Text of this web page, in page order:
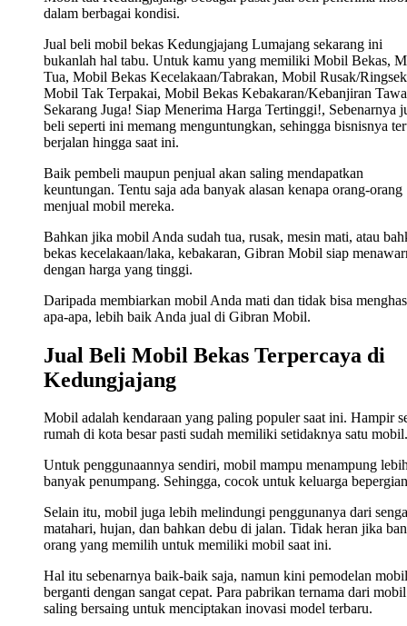
dalam berbagai kondisi.
Jual beli mobil bekas Kedungjajang Lumajang sekarang ini
bukanlah hal tabu. Untuk kamu yang memiliki Mobil Bekas,
Tua, Mobil Bekas Kecelakaan/Tabrakan, Mobil Rusak/
Mobil Tak Terpakai, Mobil Bekas Kebakaran/Kebanjiran
Sekarang Juga! Siap Menerima Harga Tertinggi!, Sebenarnya
beli seperti ini memang menguntungkan, sehingga bisnisnya
berjalan hingga saat ini.
Baik pembeli maupun penjual akan saling mendapatkan
keuntungan. Tentu saja ada banyak alasan kenapa orang-orang
menjual mobil mereka.
Bahkan jika mobil Anda sudah tua, rusak, mesin mati, atau
bekas kecelakaan/laka, kebakaran, Gibran Mobil siap
dengan harga yang tinggi.
Daripada membiarkan mobil Anda mati dan tidak bisa
apa-apa, lebih baik Anda jual di Gibran Mobil.
Jual Beli Mobil Bekas Terpercaya di
Kedungjajang
Mobil adalah kendaraan yang paling populer saat ini. Hampir
rumah di kota besar pasti sudah memiliki setidaknya satu mobil.
Untuk penggunaannya sendiri, mobil mampu menampung
banyak penumpang. Sehingga, cocok untuk keluarga
Selain itu, mobil juga lebih melindungi penggunanya dari
matahari, hujan, dan bahkan debu di jalan. Tidak heran jika
orang yang memilih untuk memiliki mobil saat ini.
Hal itu sebenarnya baik-baik saja, namun kini pemodelan mobil
berganti dengan sangat cepat. Para pabrikan ternama dari
saling bersaing untuk menciptakan inovasi model terbaru.